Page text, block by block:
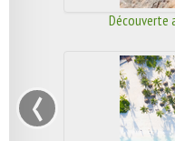
Découverte
‹